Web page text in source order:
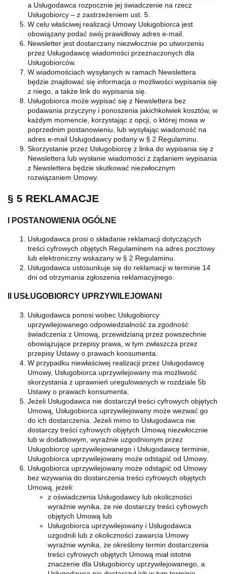
a Usługodawca rozpocznie jej świadczenie na rzecz
Usługobiorcy – z zastrzeżeniem ust. 5.
W celu właściwej realizacji Umowy Usługobiorca jest
obowiązany podać swój prawidłowy adres e-mail.
Newsletter jest dostarczany niezwłocznie po utworzeniu
przez Usługodawcę wiadomości przeznaczonych dla
Usługobiorców.
W wiadomościach wysyłanych w ramach Newslettera
będzie znajdować się informacja o możliwości wypisania się
z niego, a także link do wypisania się.
Usługobiorca może wypisać się z Newslettera bez
podawania przyczyny i ponoszenia jakichkolwiek kosztów, w
każdym momencie, korzystając z opcji, o której mowa w
poprzednim postanowieniu, lub wysyłając wiadomość na
adres e-mail Usługodawcy podany w § 2 Regulaminu.
Skorzystanie przez Usługobiorcę z linka do wypisania się z
Newslettera lub wysłanie wiadomości z żądaniem wypisania
z Newslettera będzie skutkować niezwłocznym
rozwiązaniem Umowy.
§ 5 REKLAMACJE
I POSTANOWIENIA OGÓLNE
Usługodawca prosi o składanie reklamacji dotyczących
treści cyfrowych objętych Regulaminem na adres pocztowy
lub elektroniczny wskazany w § 2 Regulaminu.
Usługodawca ustosunkuje się do reklamacji w terminie 14
dni od otrzymania zgłoszenia reklamacyjnego.
II USŁUGOBIORCY UPRZYWILEJOWANI
Usługodawca ponosi wobec Usługobiorcy
uprzywilejowanego odpowiedzialność za zgodność
świadczenia z Umową, przewidzianą przez powszechnie
obowiązujące przepisy prawa, w tym zwłaszcza przez
przepisy Ustawy o prawach konsumenta.
W przypadku niewłaściwej realizacji przez Usługodawcę
Umowy, Usługobiorca uprzywilejowany ma możliwość
skorzystania z uprawnień uregulowanych w rozdziale 5b
Ustawy o prawach konsumenta.
Jeżeli Usługodawca nie dostarczył treści cyfrowych objętych
Umową, Usługobiorca uprzywilejowany może wezwać go
do ich dostarczenia. Jeżeli mimo to Usługodawca nie
dostarczy treści cyfrowych objętych Umową niezwłocznie
lub w dodatkowym, wyraźnie uzgodnionym przez
Usługobiorcę uprzywilejowanego i Usługodawcę terminie,
Usługobiorca uprzywilejowany może odstąpić od Umowy.
Usługobiorca uprzywilejowany może odstąpić od Umowy
bez wzywania do dostarczenia treści cyfrowych objętych
Umową, jeżeli:
z oświadczenia Usługodawcy lub okoliczności
wyraźnie wynika, że nie dostarczy treści cyfrowych
objętych Umową lub
Usługobiorca uprzywilejowany i Usługodawca
uzgodnili lub z okoliczności zawarcia Umowy
wyraźnie wynika, że określony termin dostarczenia
treści cyfrowych objętych Umową miał istotne
znaczenie dla Usługobiorcy uprzywilejowanego, a